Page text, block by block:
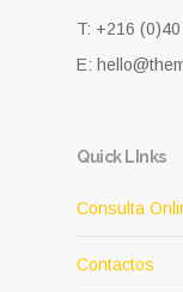
T: +216
E:
Quick LInks
Consulta
Contactos